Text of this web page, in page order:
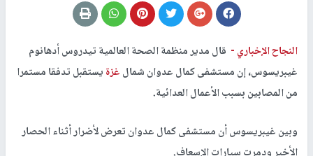
النجاح الإخباري - قال مدير منظمة الصحة العالمية تيدروس أدهانوم
غيبريسوس، إن مستشفى كمال عدوان شمالغزةيستقبل تدفقا مستمرا
من المصابين بسبب الأعمال العدائية.
وبين غيبريسوس أن مستشفى كمال عدوان تعرض لأضرار أثناء الحصار